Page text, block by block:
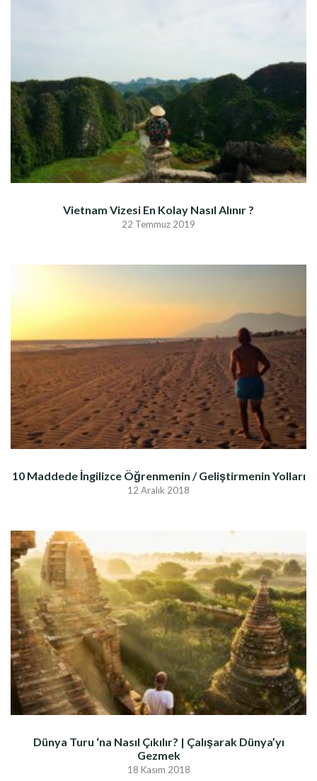
Vietnam Vizesi En Kolay Nasıl Alınır ?
22 Temmuz 2019
10 Maddede İngilizce Öğrenmenin / Geliştirmenin Yolları
12 Aralık 2018
Dünya Turu ‘na Nasıl Çıkılır? | Çalışarak Dünya’yı
Gezmek
18 Kasım 2018